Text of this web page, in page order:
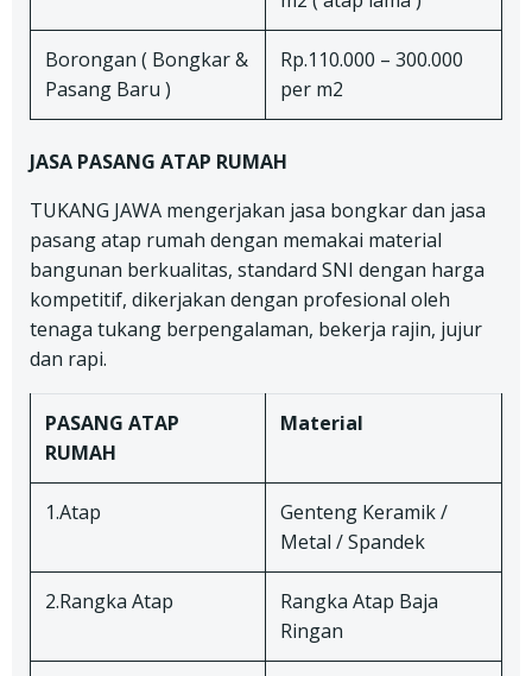
Borongan ( Bongkar &
Pasang Baru )
Rp.110.000 – 300.000
per m2
JASA PASANG ATAP RUMAH
TUKANG JAWA mengerjakan jasa bongkar dan jasa
pasang atap rumah dengan memakai material
bangunan berkualitas, standard SNI dengan harga
kompetitif, dikerjakan dengan profesional oleh
tenaga tukang berpengalaman, bekerja rajin, jujur
dan rapi.
PASANG ATAP
RUMAH
Material
1.Atap
Genteng Keramik /
Metal / Spandek
2.Rangka Atap
Rangka Atap Baja
Ringan